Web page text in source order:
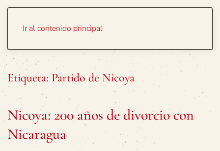
Ir al contenido principal
Etiqueta: Partido de Nicoya
Nicoya: 200 años de divorcio con
Nicaragua